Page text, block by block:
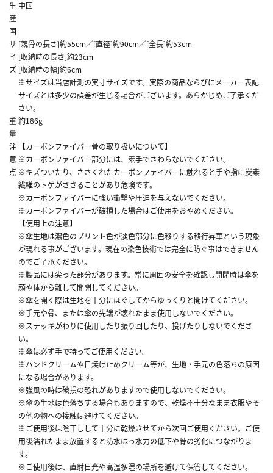
生
産
国
中国
サ
イ
ズ
[親骨の長さ]約55cm／[直径]約90cm／[全長]約53cm
[収納時の長さ]約23cm
[収納時の幅]約6cm
※サイズは当店計測の実寸サイズです。実際の商品ならびにメーカー表記
サイズとは多少の誤差が生じる場合がございます。あらかじめご了承くだ
さい。
重
量
約186g
注
意
点
【カーボンファイバー骨の取り扱いについて】
※カーボンファイバー部分には、素手でさわらないでください。
※キズついたり、ささくれたカーボンファイバーに触れると手や指に炭素
繊維のトゲがささることがあり危険です。
※カーボンファイバーに強い衝撃や圧迫を与えないでください。
※カーボンファイバーが破損した場合はご使用をおやめください。
【使用上の注意】
※傘生地は濃色のプリント色が淡色部分に色移りする移行昇華という現象
が現れる事がございます。現在の染色技術では完全に防ぐ事はできません
のでご了承ください。
※製品には尖った部分があります。常に周囲の安全を確認し開閉時は傘を
顔や体から離して開閉してください。
※傘を開く際は生地を十分にほぐしてからゆっくりと開けてください。
※手元や骨、または傘の先端が壊れたまま使用しないでください。
※ステッキがわりに使用したり振り回したり、投げたりしないでくださ
い。
※傘は必ず手で持ってご使用ください。
※ハンドクリームや日焼け止めクリーム等が、生地・手元の色落ちの原因
になる場合があります。
※強風の時は破損の恐れがありますので使用しないでください。
※傘の生地は色落ちする場合もありますので、乾燥不十分なまま衣服やそ
の他の物への接触は避けてください。
※ご使用後は陰干しして十分に乾燥させてから次回ご使用ください。ご使
用後濡れたまま放置すると防水はっ水力の低下や骨の劣化につながりま
す。
※ご使用後は、直射日光や高温多湿の場所を避けて保管してください。